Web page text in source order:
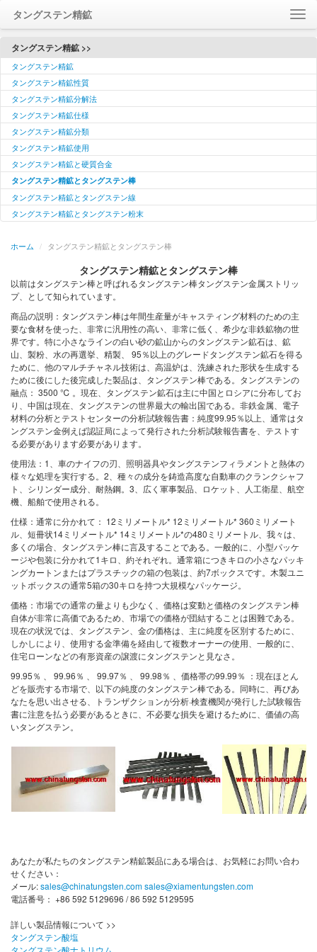
タングステン精鉱
ホーム
について
連絡
訪問
メッセージ
Language / 語言
タングステン精鉱 >>
タングステン精鉱
タングステン精鉱性質
タングステン精鉱分解法
タングステン精鉱仕様
タングステン精鉱分類
タングステン精鉱使用
タングステン精鉱と硬質合金
タングステン精鉱とタングステン棒
タングステン精鉱とタングステン線
タングステン精鉱とタングステン粉末
ホーム / タングステン精鉱とタングステン棒
タングステン精鉱とタングステン棒
以前はタングステン棒と呼ばれるタングステン棒タングステン金属ストリッ
プ、として知られています。
商品の説明：タングステン棒は年間生産量がキャスティング材料のための主
要な食材を使った、非常に汎用性の高い、非常に低く、希少な非鉄鉱物の世
界です。特に小さなラインの白い砂の鉱山からのタングステン鉱石は、鉱
山、製粉、水の再選挙、精製、 95％以上のグレードタングステン鉱石を得る
ために、他のマルチチャネル技術は、高温炉は、洗練された形状を生成する
ために後にした後完成した製品は、タングステン棒である。タングステンの
融点： 3500 ℃ 。現在、タングステン鉱石は主に中国とロシアに分布してお
り、中国は現在、タングステンの世界最大の輸出国である。非鉄金属、電子
材料の分析とテストセンターの分析試験報告書：純度99.95％以上、通常はタ
ングステン金例えば認証局によって発行された分析試験報告書を、テストす
る必要があります必要があります。
使用法：1、車のナイフの刃、照明器具やタングステンフィラメントと熱体の
様々な処理を実行する。2、種々の成分を鋳造高度な自動車のクランクシャフ
ト、シリンダー成分、耐熱鋼。3、広く軍事製品、ロケット、人工衛星、航空
機、船舶で使用される。
仕様：通常に分かれて： 12ミリメートル* 12ミリメートル* 360ミリメート
ル、短冊状14ミリメートル* 14ミリメートル*の480ミリメートル、我々は、
多くの場合、タングステン棒に言及することである。一般的に、小型パッケ
ージや包装に分かれて1キロ、約それぞれ。通常箱につきキロの小さなパッキ
ングカートンまたはプラスチックの箱の包装は、約7ボックスです。木製ユニ
ットボックスの通常5箱の30キロを持つ大規模なパッケージ。
価格：市場での通常の量よりも少なく、価格は変動と価格のタングステン棒
自体が非常に高価であるため、市場での価格が団結することは困難である。
現在の状況では、タングステン、金の価格は、主に純度を区別するために、
しかしにより、使用する金準備を経由して複数オーナーの使用、一般的に、
住宅ローンなどの有形資産の譲渡にタングステンと見なさ。
99.95％ 、 99.96％ 、 99.97％ 、 99.98％ ​​、価格帯の99.99％ ：現在ほとん
どを販売する市場で、以下の純度のタングステン棒である。同時に、再びあ
なたを思い出させる、トランザクションが分析·検査機関が発行した試験報告
書に注意を払う必要があるときに、不必要な損失を避けるために、価値の高
いタングステン。
あなたが私たちのタングステン精鉱製品にある場合は、お気軽にお問い合わ
せください：
メール:sales@chinatungsten.comsales@xiamentungsten.com
電話番号： +86 592 5129696 / 86 592 5129595
詳しい製品情報について >>
タングステン酸塩
タングステン酸ナトリウム